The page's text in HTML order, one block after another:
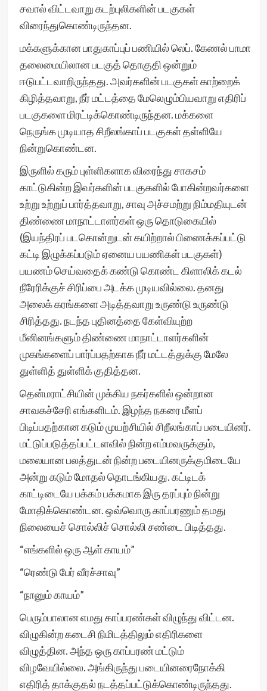
சவால் விட்டவாறு கடற்புலிகளின் படகுகள்
விரைந்துகொண்டிருந்தன.
மக்களுக்கான பாதுகாப்புப் பணியில் லெப். கேணல் பாமா
தலைமையிலான படகுத் தொகுதி ஒன்றும்
ஈடுபட்டவாறிருந்தது. அவர்களின் படகுகள் காற்றைக்
கிழித்தவாறு, நீர் மட்டத்தை மேலெழும்பியவாறு எதிரிப்
படகுகளை மிரட்டிக்கொண்டிருந்தன. மக்களை
நெருங்க முடியாத சிறீலங்காப் படகுகள் தள்ளியே
நின்றுகொண்டன.
இருளில் கரும் புள்ளிகளாக விரைந்து சாகசம்
காட்டுகின்ற இவர்களின் படகுகளில் போகின்றவர்களை
உற்று உற்றுப் பார்த்தவாறு, சாவு அச்சமற்று நிம்மதியுடன்
திண்ணை மாநாட்டாளர்கள் ஒரு தொடுகையில்
(இயந்திரப் படகொன்றுடன் கயிற்றால் பிணைக்கப்பட்டு
கட்டி இழுக்கப்படும் ஏனைய பயணிகள் படகுகள்)
பயணம் செய்வதைக் கண்டு கொண்ட கிளாலிக் கடல்
நீரேரிக்குச் சிரிப்பை அடக்க முடியவில்லை. தனது
அலைக் கரங்களை அடித்தவாறு உருண்டு உருண்டு
சிரித்தது. நடந்த புதினத்தை கேள்வியுற்ற
மீனினங்களும் திண்ணை மாநாட்டாளர்களின்
முகங்களைப் பார்ப்பதற்காக நீர் மட்டத்துக்கு மேலே
துள்ளித் துள்ளிக் குதித்தன.
தென்மராட்சியின் முக்கிய நகர்களில் ஒன்றான
சாவகச்சேரி எங்களிடம். இழந்த நகரை மீளப்
பிடிப்பதற்கான கடும் முயற்சியில் சிறீலங்காப் படையினர்.
மட்டுப்படுத்தப்பட்டளவில் நின்ற எம்மவருக்கும்,
மலையான பலத்துடன் நின்ற படையினருக்குமிடையே
அன்று கடும் மோதல் தொடங்கியது. கட்டிடக்
காட்டிடையே பக்கம் பக்கமாக இரு தரப்பும் நின்று
மோதிக்கொண்டன. ஒவ்வொரு காப்பரணும் தமது
நிலையைச் சொல்லிச் சொல்லி சண்டை பிடித்தது.
“எங்களில் ஒரு ஆள் காயம்”
“ரெண்டு பேர் வீரச்சாவு”
“நானும் காயம்”
பெரும்பாலான எமது காப்பரண்கள் விழுந்து விட்டன.
விழுகின்ற கடைசி நிமிடத்திலும் எதிரிகளை
விழுத்தின. அந்த ஒரு காப்பரண் மட்டும்
விழவேயில்லை. அங்கிருந்து படையினரைநோக்கி
எதிரித் தாக்குதல் நடத்தப்பட்டுக்கொண்டிருந்தது.